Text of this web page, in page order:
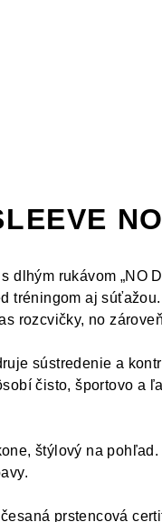
dlhým rukávom „NO
tréningom aj
rozcvičky, no
sústredenie a
čisto, športovo a
štýlový na
prstencová